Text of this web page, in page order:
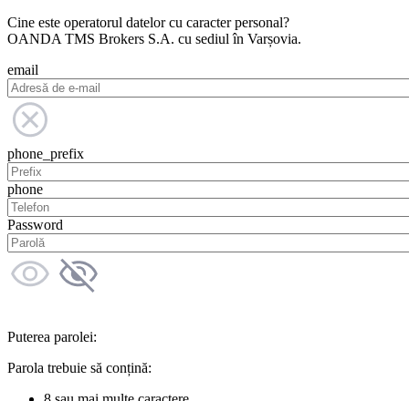
Cine este operatorul datelor cu caracter personal?
OANDA TMS Brokers S.A. cu sediul în Varșovia.
email
phone_prefix
phone
Password
Puterea parolei:
Parola trebuie să conțină: